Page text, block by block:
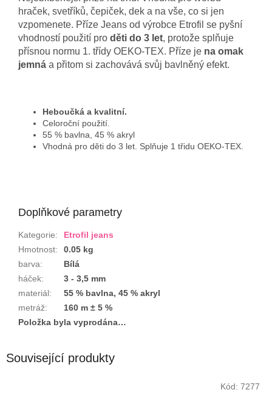
hraček, svetříků, čepiček, dek a na vše, co si jen
vzpomenete. Příze Jeans od výrobce Etrofil se pyšní
vhodností použití pro děti do 3 let, protože splňuje
přísnou normu 1. třídy OEKO-TEX. Příze je na omak
jemná a přitom si zachovává svůj bavlněný efekt.
Heboučká a kvalitní.
Celoroční použití.
55 % bavlna, 45 % akryl
Vhodná pro děti do 3 let. Splňuje 1 třidu OEKO-TEX.
Doplňkové parametry
Kategorie:
Etrofil jeans
Hmotnost:
0.05 kg
barva:
Bílá
háček:
3 - 3,5 mm
materiál:
55 % bavlna, 45 % akryl
metráž:
160 m ± 5 %
Položka byla vyprodána…
Související produkty
Kód: 7277